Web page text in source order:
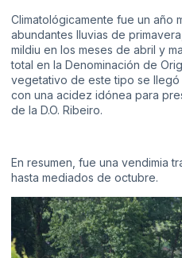
Climatológicamente fue un año
abundantes lluvias de
mildiu en los meses de abril y
total en la Denominación de
vegetativo de este tipo se llegó
con una acidez idónea para
de la D.O. Ribeiro.
En resumen, fue una vendimia
hasta mediados de octubre.